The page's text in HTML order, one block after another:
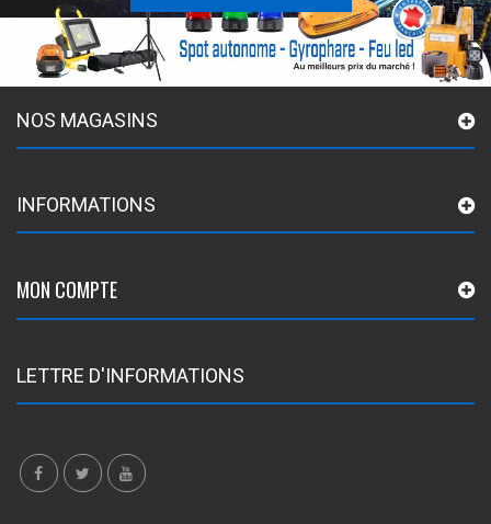
NOS MAGASINS
INFORMATIONS
MON COMPTE
LETTRE D'INFORMATIONS